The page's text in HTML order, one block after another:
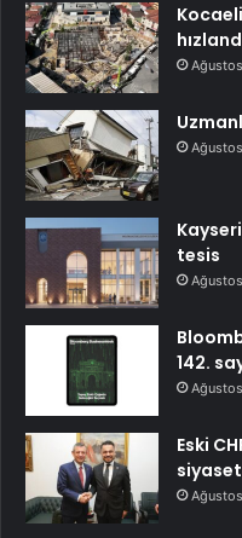
tesis
142.
Eski